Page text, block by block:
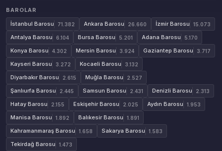
BAROLAR
İstanbul Barosu
71.382 Ankara Barosu 26.660 İzmir Barosu 15.073
Antalya Barosu 6.104 Bursa Barosu 5.201 Adana Barosu 5.170
Konya Barosu 4.302 Mersin Barosu 3.924 Gaziantep Barosu 3.717
Kayseri Barosu 3.272 Kocaeli Barosu 3.132
Diyarbakır Barosu 2.615 Muğla Barosu 2.527
Şanlıurfa Barosu 2.445 Samsun Barosu 2.431 Denizli Barosu 2.313
Hatay Barosu 2.155 Eskişehir Barosu 2.025 Aydın Barosu 1.953
Manisa Barosu 1.892 Balıkesir Barosu 1.891
Kahramanmaraş Barosu 1.658 Sakarya Barosu 1.583
Tekirdağ Barosu 1.473